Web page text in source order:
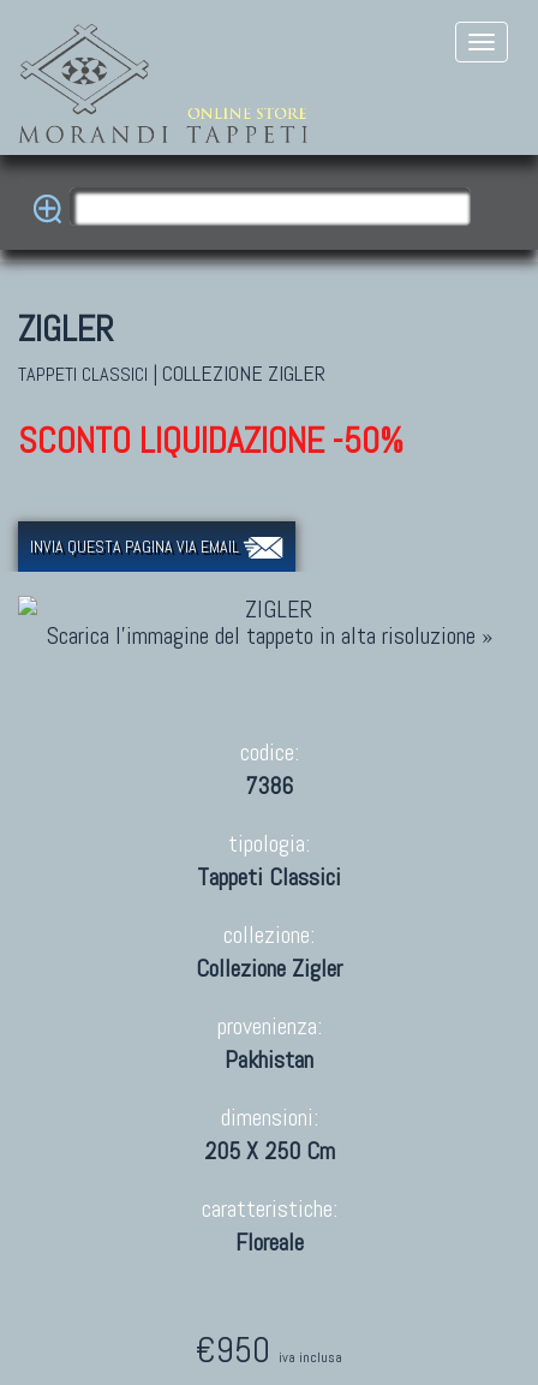
ZIGLER
TAPPETI CLASSICI | COLLEZIONE ZIGLER
SCONTO LIQUIDAZIONE -50%
INVIA QUESTA PAGINA VIA EMAIL
Scarica l'immagine del tappeto in alta risoluzione »
codice:
7386
tipologia:
Tappeti Classici
collezione:
Collezione Zigler
provenienza:
Pakhistan
dimensioni:
205 X 250 Cm
caratteristiche:
Floreale
€950 iva inclusa